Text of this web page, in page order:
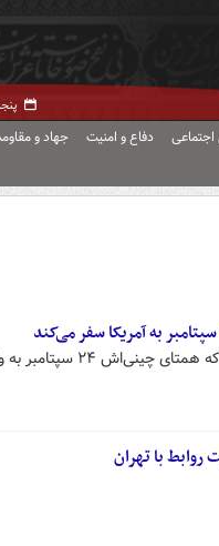
دفاع و امنیت جهاد و
به واشنگتن سفر خواهد کرد.
روابط با تهران